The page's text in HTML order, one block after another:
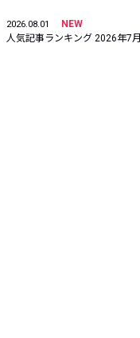
2026.08.01
NEW
人気記事ランキング 2026年7月